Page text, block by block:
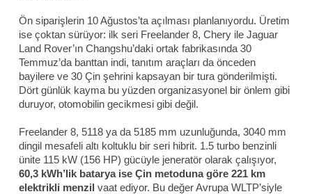
Ön siparişlerin 10 Ağustos’ta açılması planlanıyordu. Üretim
ise çoktan sürüyor: ilk seri Freelander 8, Chery ile Jaguar
Land Rover’ın Changshu’daki ortak fabrikasında 30
Temmuz’da banttan indi, tanıtım araçları da önceden
bayilere ve 30 Çin şehrini kapsayan bir tura gönderilmişti.
Dört günlük kayma bu yüzden organizasyonel bir önlem gibi
duruyor, otomobilin gecikmesi gibi değil.
Freelander 8, 5118 ya da 5185 mm uzunluğunda, 3040 mm
dingil mesafeli altı koltuklu bir seri hibrit. 1.5 turbo benzinli
ünite 115 kW (156 HP) gücüyle jeneratör olarak çalışıyor,
60,3 kWh’lik batarya ise Çin metoduna göre 221 km
elektrikli menzil vaat ediyor. Bu değer Avrupa WLTP’siyle